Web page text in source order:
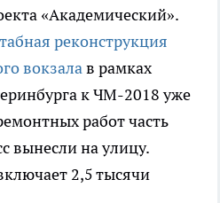
«Академический».
реконструкция
вокзалав рамках
к ЧМ-2018 уже
работ часть
вынесли на улицу.
2,5 тысячи